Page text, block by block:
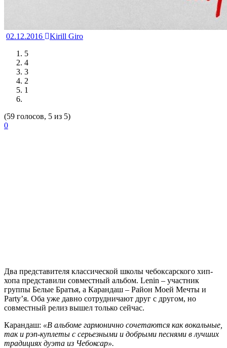
02.12.2016
Kirill Giro
5
4
3
2
1
(59 голосов, 5 из 5)
0
Два представителя классической школы чебоксарского хип-
хопа представили совместный альбом. Lenin – участник
группы Белые Братья, а Карандаш – Район Моей Мечты и
Party’я. Оба уже давно сотрудничают друг с другом, но
совместный релиз вышел только сейчас.
Карандаш: «В альбоме гармонично сочетаются как вокальные,
так и рэп-куплеты с серьезными и добрыми песнями в лучших
традициях дуэта из Чебоксар».